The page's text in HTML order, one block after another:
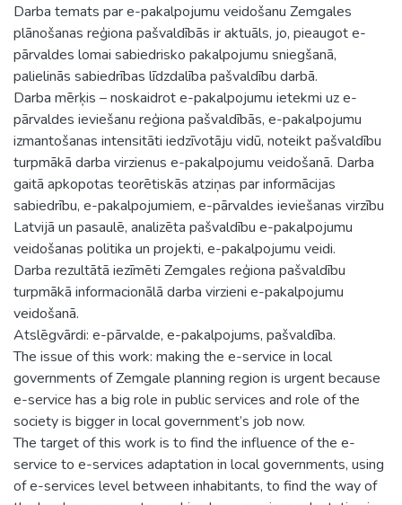
Darba temats par e-pakalpojumu veidošanu Zemgales
plānošanas reģiona pašvaldībās ir aktuāls, jo, pieaugot e-
pārvaldes lomai sabiedrisko pakalpojumu sniegšanā,
palielinās sabiedrības līdzdalība pašvaldību darbā.
Darba mērķis – noskaidrot e-pakalpojumu ietekmi uz e-
pārvaldes ieviešanu reģiona pašvaldībās, e-pakalpojumu
izmantošanas intensitāti iedzīvotāju vidū, noteikt pašvaldību
turpmākā darba virzienus e-pakalpojumu veidošanā. Darba
gaitā apkopotas teorētiskās atziņas par informācijas
sabiedrību, e-pakalpojumiem, e-pārvaldes ieviešanas virzību
Latvijā un pasaulē, analizēta pašvaldību e-pakalpojumu
veidošanas politika un projekti, e-pakalpojumu veidi.
Darba rezultātā iezīmēti Zemgales reģiona pašvaldību
turpmākā informacionālā darba virzieni e-pakalpojumu
veidošanā.
Atslēgvārdi: e-pārvalde, e-pakalpojums, pašvaldība.
The issue of this work: making the e-service in local
governments of Zemgale planning region is urgent because
e-service has a big role in public services and role of the
society is bigger in local government’s job now.
The target of this work is to find the influence of the e-
service to e-services adaptation in local governments, using
of e-services level between inhabitants, to find the way of